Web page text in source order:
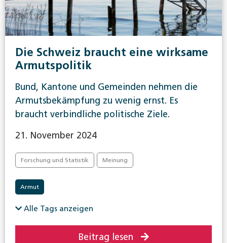
Die Schweiz braucht eine wirksame
Armutspolitik
Bund, Kantone und Gemeinden nehmen die
Armutsbekämpfung zu wenig ernst. Es
braucht verbindliche politische Ziele.
21. November 2024
Forschung und Statistik Meinung
Armut
Alle Tags anzeigen
Beitrag lesen